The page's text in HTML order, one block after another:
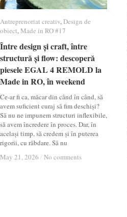
Antreprenoriat creativ,Design de
obiect,Made in RO #17
Între design și craft, între
structură și flow: descoperă
piesele EGAL 4 REMOLD la
Made in RO, în weekend
Ce-ar fi ca, măcar din când în când, să
avem suficient curaj să fim deschiși?
Să nu ne impunem structuri inflexibile,
să avem încredere în proces. Dar, în
același timp, să credem și în puterea
rigorii, cu răbdare. Să nu
May 21, 2026 / No comments
Antreprenoriat creativ Design de
obiect Made in RO #17
Între design și craft, între
structură și flow: descoperă
piesele EGAL 4 REMOLD la
Made in RO, în weekend
May 21, 2026 / No comments